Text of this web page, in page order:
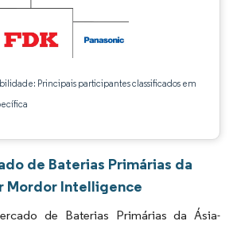
Principais participantes classificados em
de Baterias Primárias da
Mordor Intelligence
de Baterias Primárias da Ásia-